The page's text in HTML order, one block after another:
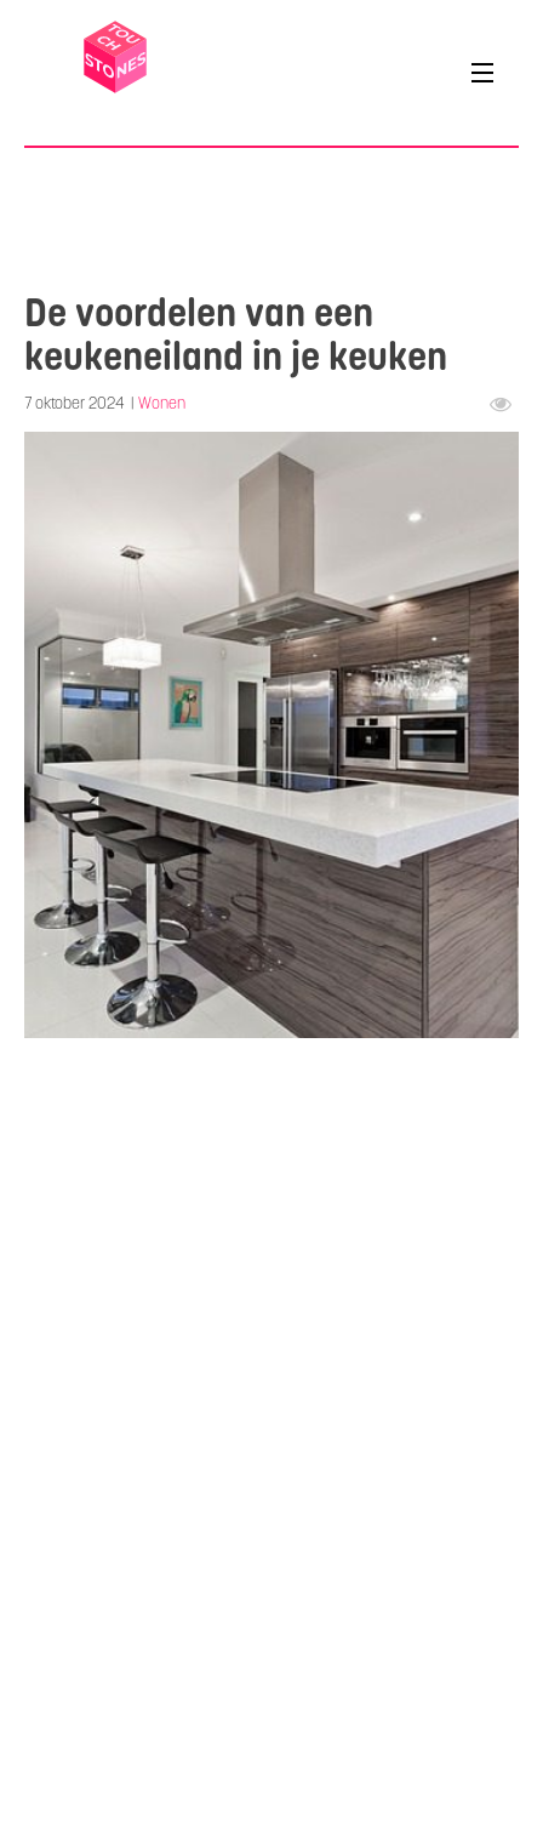
De voordelen van een
keukeneiland in je keuken
7 oktober 2024 | Wonen